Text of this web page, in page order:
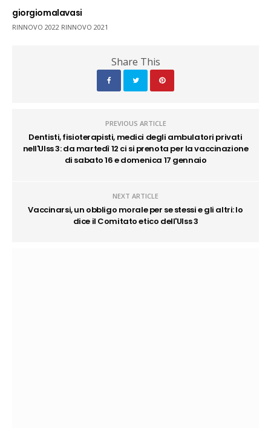
giorgiomalavasi
RINNOVO 2022 RINNOVO 2021
Share This
PREVIOUS ARTICLE
Dentisti, fisioterapisti, medici degli ambulatori privati
nell'Ulss 3: da martedì 12 ci si prenota per la vaccinazione
di sabato 16 e domenica 17 gennaio
NEXT ARTICLE
Vaccinarsi, un obbligo morale per se stessi e gli altri: lo
dice il Comitato etico dell'Ulss 3